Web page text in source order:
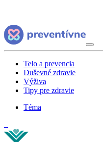
Telo a prevencia
Duševné zdravie
Výživa
Tipy pre zdravie
Téma